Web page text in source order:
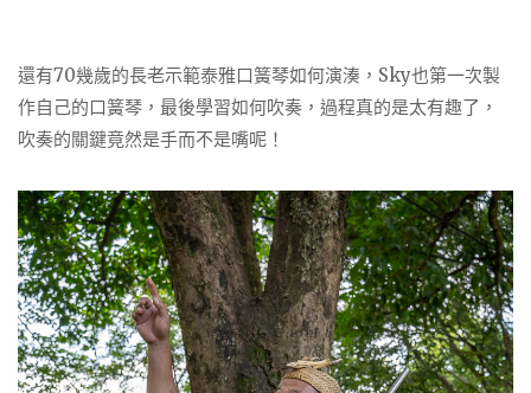
還有70幾歲的長老示範泰雅口簧琴如何演湊，Sky也第一次製
作自己的口簧琴，最後學習如何吹奏，過程真的是太有趣了，
吹奏的關鍵竟然是手而不是嘴呢！